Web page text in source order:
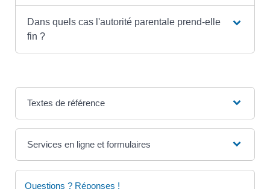
Dans quels cas l'autorité parentale prend-elle
fin ?
Textes de référence
Services en ligne et formulaires
Questions ? Réponses !